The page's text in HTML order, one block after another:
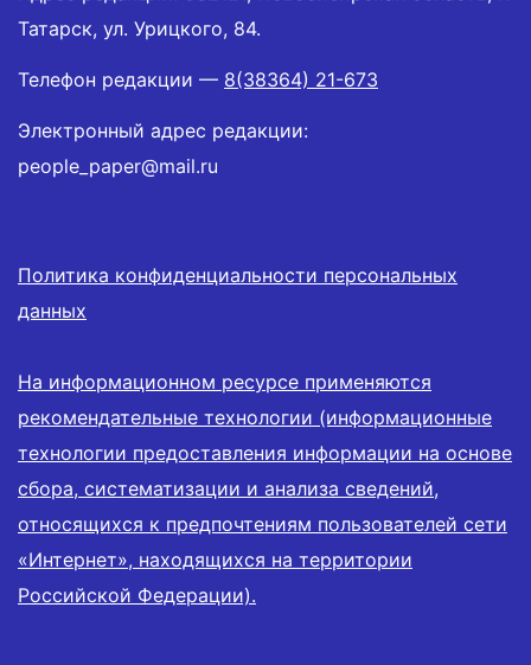
Татарск, ул. Урицкого, 84.
Телефон редакции — 8(38364) 21-673
Электронный адрес редакции:
people_paper@mail.ru
Политика конфиденциальности персональных
данных
На информационном ресурсе применяются
рекомендательные технологии (информационные
технологии предоставления информации на основе
сбора, систематизации и анализа сведений,
относящихся к предпочтениям пользователей сети
«Интернет», находящихся на территории
Российской Федерации).